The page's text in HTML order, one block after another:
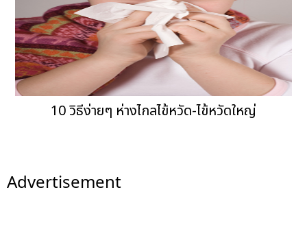
10 วิธีง่ายๆ ห่างไกลไข้หวัด-ไข้หวัดใหญ่
Advertisement